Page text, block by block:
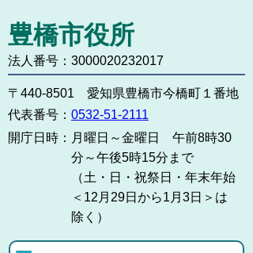
豊橋市役所
法人番号：3000020232017
〒440-8501 愛知県豊橋市今橋町１番地
代表番号： 0532-51-2111
開庁日時： 月曜日～金曜日 午前8時30
分～午後5時15分まで
（土・日・祝祭日・年末年始
＜12月29日から1月3日＞は
除く）